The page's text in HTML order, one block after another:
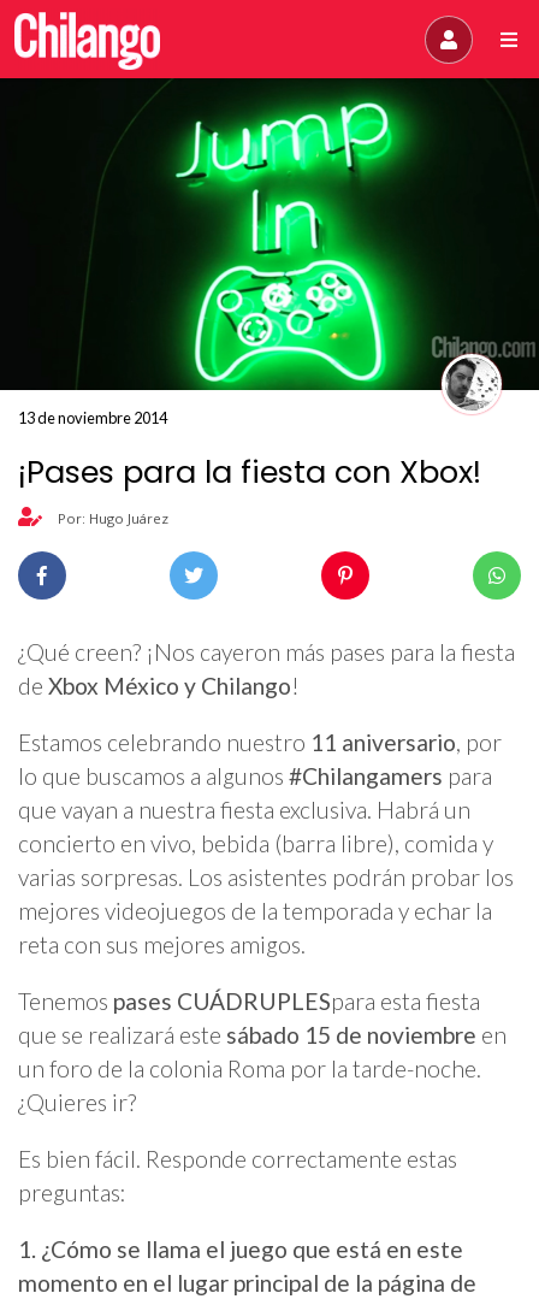
13 de noviembre 2014
¡Pases para la fiesta con Xbox!
Por: Hugo Juárez
¿Qué creen? ¡Nos cayeron más pases para la fiesta
de Xbox México y Chilango!
Estamos celebrando nuestro 11 aniversario, por
lo que buscamos a algunos #Chilangamers para
que vayan a nuestra fiesta exclusiva. Habrá un
concierto en vivo, bebida (barra libre), comida y
varias sorpresas. Los asistentes podrán probar los
mejores videojuegos de la temporada y echar la
reta con sus mejores amigos.
Tenemos pases CUÁDRUPLESpara esta fiesta
que se realizará este sábado 15 de noviembre en
un foro de la colonia Roma por la tarde-noche.
¿Quieres ir?
Es bien fácil. Responde correctamente estas
preguntas:
1. ¿Cómo se llama el juego que está en este
momento en el lugar principal de la página de